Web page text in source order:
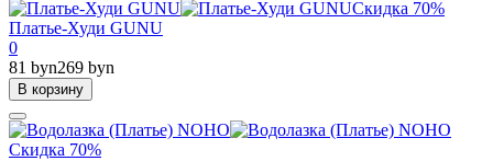
Скидка 70%
Платье-Худи GUNU
0
81 byn269 byn
В корзину
Скидка 70%